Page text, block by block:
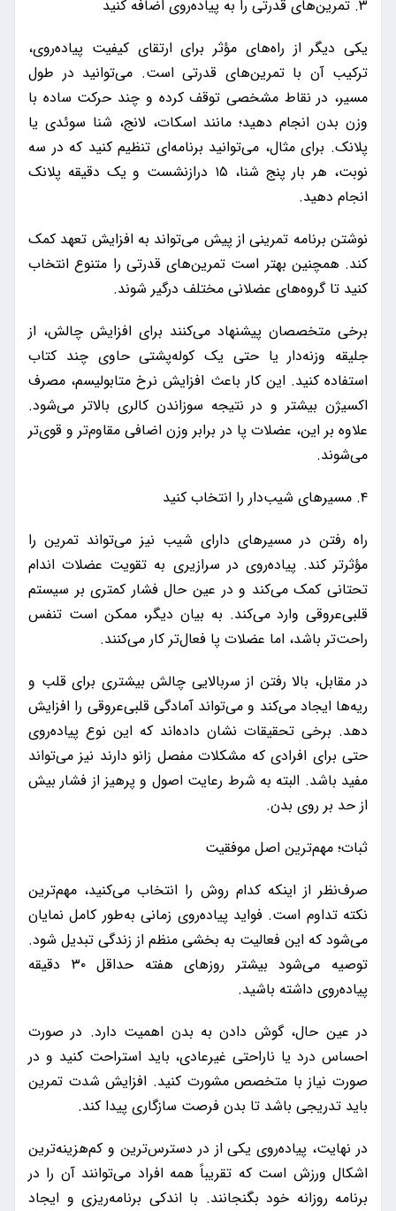
۳. تمرین‌های قدرتی را به پیاده‌روی اضافه کنید
یکی دیگر از راه‌های مؤثر برای ارتقای کیفیت پیاده‌روی،
ترکیب آن با تمرین‌های قدرتی است. می‌توانید در طول
مسیر، در نقاط مشخصی توقف کرده و چند حرکت ساده با
وزن بدن انجام دهید؛ مانند اسکات، لانج، شنا سوئدی یا
پلانک. برای مثال، می‌توانید برنامه‌ای تنظیم کنید که در سه
نوبت، هر بار پنج شنا، ۱۵ درازنشست و یک دقیقه پلانک
انجام دهید.
نوشتن برنامه تمرینی از پیش می‌تواند به افزایش تعهد کمک
کند. همچنین بهتر است تمرین‌های قدرتی را متنوع انتخاب
کنید تا گروه‌های عضلانی مختلف درگیر شوند.
برخی متخصصان پیشنهاد می‌کنند برای افزایش چالش، از
جلیقه وزنه‌دار یا حتی یک کوله‌پشتی حاوی چند کتاب
استفاده کنید. این کار باعث افزایش نرخ متابولیسم، مصرف
اکسیژن بیشتر و در نتیجه سوزاندن کالری بالاتر می‌شود.
علاوه بر این، عضلات پا در برابر وزن اضافی مقاوم‌تر و قوی‌تر
می‌شوند.
۴. مسیرهای شیب‌دار را انتخاب کنید
راه رفتن در مسیرهای دارای شیب نیز می‌تواند تمرین را
مؤثرتر کند. پیاده‌روی در سرازیری به تقویت عضلات اندام
تحتانی کمک می‌کند و در عین حال فشار کمتری بر سیستم
قلبی‌عروقی وارد می‌کند. به بیان دیگر، ممکن است تنفس
راحت‌تر باشد، اما عضلات پا فعال‌تر کار می‌کنند.
در مقابل، بالا رفتن از سربالایی چالش بیشتری برای قلب و
ریه‌ها ایجاد می‌کند و می‌تواند آمادگی قلبی‌عروقی را افزایش
دهد. برخی تحقیقات نشان داده‌اند که این نوع پیاده‌روی
حتی برای افرادی که مشکلات مفصل زانو دارند نیز می‌تواند
مفید باشد. البته به شرط رعایت اصول و پرهیز از فشار بیش
از حد بر روی بدن.
ثبات؛ مهم‌ترین اصل موفقیت
صرف‌نظر از اینکه کدام روش را انتخاب می‌کنید، مهم‌ترین
نکته تداوم است. فواید پیاده‌روی زمانی به‌طور کامل نمایان
می‌شود که این فعالیت به بخشی منظم از زندگی تبدیل شود.
توصیه می‌شود بیشتر روزهای هفته حداقل ۳۰ دقیقه
پیاده‌روی داشته باشید.
در عین حال، گوش دادن به بدن اهمیت دارد. در صورت
احساس درد یا ناراحتی غیرعادی، باید استراحت کنید و در
صورت نیاز با متخصص مشورت کنید. افزایش شدت تمرین
باید تدریجی باشد تا بدن فرصت سازگاری پیدا کند.
در نهایت، پیاده‌روی یکی از در دسترس‌ترین و کم‌هزینه‌ترین
اشکال ورزش است که تقریباً همه افراد می‌توانند آن را در
برنامه روزانه خود بگنجانند. با اندکی برنامه‌ریزی و ایجاد